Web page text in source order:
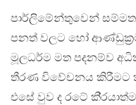
පාර්ලිමේන්තුවෙන්
පනත් වලට හෝ
මූලධර්ම මත පදනම්ව
තීරණ විවේචනය කිරීමට
එසේ වුව ද රටේ